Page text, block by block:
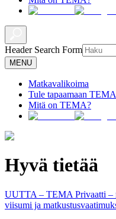
Header Search Form
MENU
Matkavalikoima
Tule tapaamaan
Mitä on TEMA?
Hyvä tietää
UUTTA – TEMA Privaatti –
viisumi ja